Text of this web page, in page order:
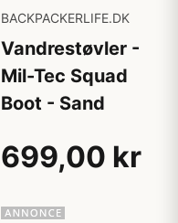
BACKPACKERLIFE.DK
Vandrestøvler -
Mil-Tec Squad
Boot - Sand
699,00 kr